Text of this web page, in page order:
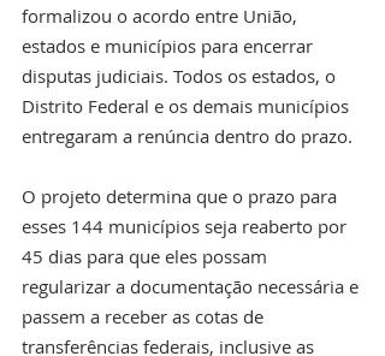
formalizou o acordo entre União,
estados e municípios para encerrar
disputas judiciais. Todos os estados, o
Distrito Federal e os demais municípios
entregaram a renúncia dentro do prazo.
O projeto determina que o prazo para
esses 144 municípios seja reaberto por
45 dias para que eles possam
regularizar a documentação necessária e
passem a receber as cotas de
transferências federais, inclusive as